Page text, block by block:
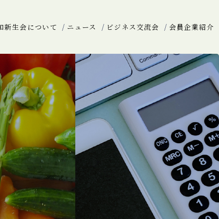
新生会について ニュース ビジネス交流会 会員企業紹介